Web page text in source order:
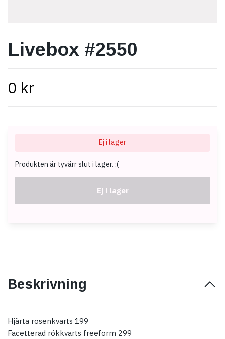
Livebox #2550
0 kr
Ej i lager
Produkten är tyvärr slut i lager. :(
Ej i lager
Beskrivning
Hjärta rosenkvarts 199
Facetterad rökkvarts freeform 299